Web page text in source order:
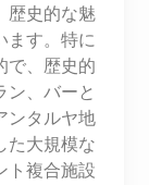
歴史的な魅
ます。特に
で、歴史的
ン、バーと
ンタルヤ地
た大規模な
ト複合施設